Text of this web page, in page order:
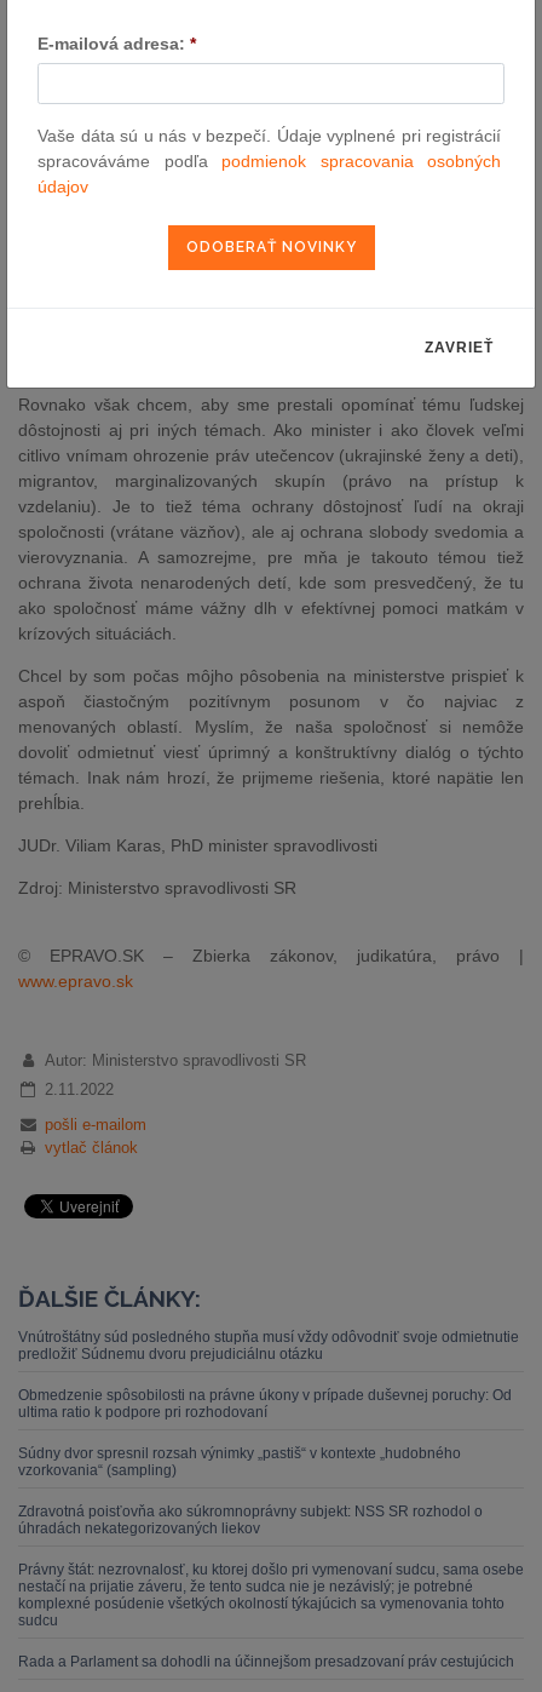
právneho hľadiska aj prepracované technické riešenie, samo o
sebe toto napätie odstráni.
O to viac mám záujem iniciovať potrebný dialóg a v čo najkratšom
čase sa stretnúť so zástupcami a predstaviteľmi občianskej
spoločnosti, ktorí sa tejto téme dlhodobo venujú z viacerých
názorových spektier. Verím, že sa nám podarí spoločne
dialóg posunúť dopredu. Prinajmenšom chcem, aby sme ako
ísť o témy občianskeho práva, ale aj iných nadrezortných oblasti
Rovnako však chcem, aby sme prestali opomínať tému ľudskej
dôstojnosti aj pri iných témach. Ako minister i ako človek veľmi
citlivo vnímam ohrozenie práv utečencov (ukrajinské ženy a deti),
migrantov, marginalizovaných skupín (právo na prístup k
vzdelaniu). Je to tiež téma ochrany dôstojnosť ľudí na okraji
spoločnosti (vrátane väzňov), ale aj ochrana slobody svedomia a
vierovyznania. A samozrejme, pre mňa je takouto témou tiež
ochrana života nenarodených detí, kde som presvedčený, že tu
ako spoločnosť máme vážny dlh v efektívnej pomoci matkám v
krízových situáciách.
Chcel by som počas môjho pôsobenia na ministerstve prispieť k
aspoň čiastočným pozitívnym posunom v čo najviac z
menovaných oblastí. Myslím, že naša spoločnosť si nemôže
dovoliť odmietnuť viesť úprimný a konštruktívny dialóg o týchto
témach. Inak nám hrozí, že prijmeme riešenia, ktoré napätie len
prehĺbia.
JUDr. Viliam Karas, PhD minister spravodlivosti
Zdroj: Ministerstvo spravodlivosti SR
© EPRAVO.SK – Zbierka zákonov, judikatúra, právo |
www.epravo.sk
Autor: Ministerstvo spravodlivosti SR
2.11.2022
pošli e-mailom
vytlač článok
ĎALŠIE ČLÁNKY:
Vnútroštátny súd posledného stupňa musí vždy odôvodniť svoje odmietnutie
predložiť Súdnemu dvoru prejudiciálnu otázku
Obmedzenie spôsobilosti na právne úkony v prípade duševnej poruchy: Od
ultima ratio k podpore pri rozhodovaní
Súdny dvor spresnil rozsah výnimky „pastiš“ v kontexte „hudobného
vzorkovania“ (sampling)
Zdravotná poisťovňa ako súkromnoprávny subjekt: NSS SR rozhodol o
úhradách nekategorizovaných liekov
Právny štát: nezrovnalosť, ku ktorej došlo pri vymenovaní sudcu, sama osebe
nestačí na prijatie záveru, že tento sudca nie je nezávislý; je potrebné
komplexné posúdenie všetkých okolností týkajúcich sa vymenovania tohto
sudcu
Rada a Parlament sa dohodli na účinnejšom presadzovaní práv cestujúcich
E-mailová adresa: *
Vaše dáta sú u nás v bezpečí. Údaje vyplnené pri registrácií
spracováváme podľa podmienok spracovania osobných
údajov
ZAVRIEŤ